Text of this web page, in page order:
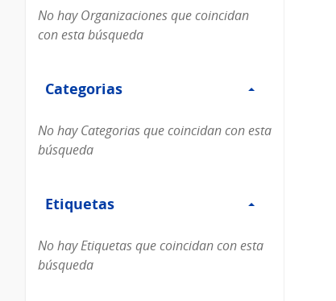
No hay Organizaciones que coincidan
con esta búsqueda
Categorias
Categorias
No hay Categorias que coincidan con esta
búsqueda
Etiquetas
Etiquetas
No hay Etiquetas que coincidan con esta
búsqueda